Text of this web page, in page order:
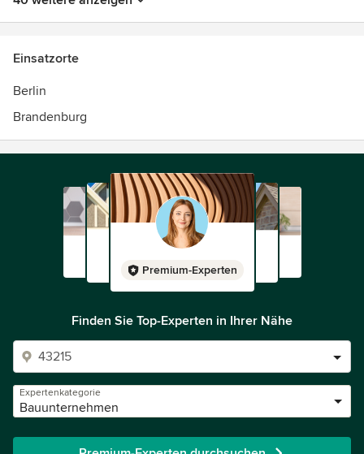
Einsatzorte
Berlin
Brandenburg
Premium-Experten
Finden Sie Top-Experten in Ihrer Nähe
Expertenkategorie
Bauunternehmen